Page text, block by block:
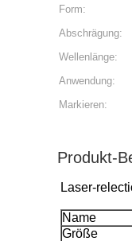
Form:
Abschrägung:
Wellenlänge:
Anwendung:
Markieren:
Produkt-
Laser-
Name
Größe